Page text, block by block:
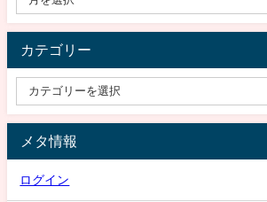
カテゴリー
メタ情報
ログイン